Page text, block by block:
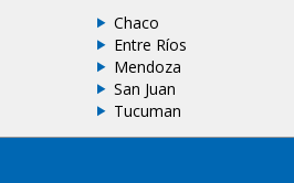
Chaco
Entre Ríos
Mendoza
San Juan
Tucuman